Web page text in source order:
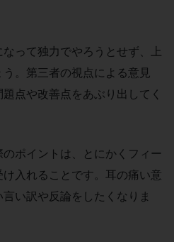
って独力でやろうとせず、上
。第三者の視点による意見
点や改善点をあぶり出してく
ポイントは、とにかくフィー
け入れることです。耳の痛い意
い訳や反論をしたくなりま